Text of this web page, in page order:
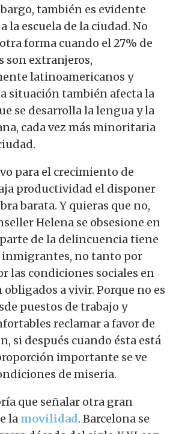
también es evidente
la escuela de la ciudad. No
forma cuando el 27% de
son extranjeros,
latinoamericanos y
situación también afecta la
se desarrolla la lengua y la
cada vez más minoritaria
para el crecimiento de
productividad el disponer
barata. Y quieras que no,
Helena se obsesione en
de la delincuencia tiene
inmigrantes, no tanto por
las condiciones sociales en
obligados a vivir. Porque no es
puestos de trabajo y
reclamar a favor de
si después cuando ésta está
importante se ve
de miseria.
que señalar otra gran
la movilidad. Barcelona se